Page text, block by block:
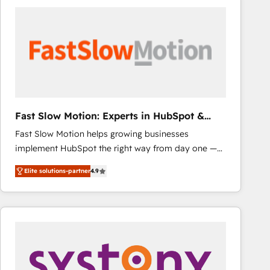
One company, one operating model, delivering
across offices and consulting teams in the UK, USA,
international offices and 175+ employees.
Fast Slow Motion: Experts in HubSpot &
Salesforce
Fast Slow Motion helps growing businesses
implement HubSpot the right way from day one —
with the flexibility to scale as complexity increases.
Highly certified in both HubSpot and Salesforce, we
bring deep experience in CRM implementation,
integrations, and data migration across modern
combines strong technical execution with real
business perspective. Many of our consultants have
Elite solutions-partner4.9